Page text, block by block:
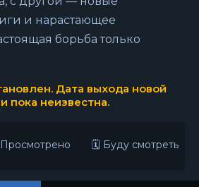
и нарастающее
борьба только
Дата выхода новой
пока неизвестна.
🗓 Буду смотреть